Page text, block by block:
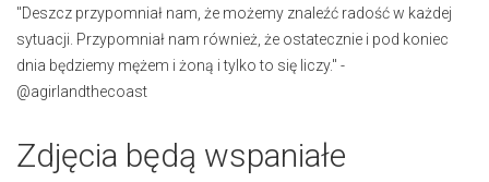
"Deszcz przypomniał nam, że możemy znaleźć radość w każdej
sytuacji. Przypomniał nam również, że ostatecznie i pod koniec
dnia będziemy mężem i żoną i tylko to się liczy." -
@agirlandthecoast
Zdjęcia będą wspaniałe